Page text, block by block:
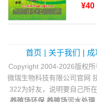
¥40
首页 关于我们 成
Copyright 2004-2026版权
微瑞生物科技有限公司官网
322为好友，说明要自己所